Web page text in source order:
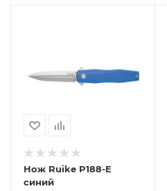
Нож Ruike P188-E
синий